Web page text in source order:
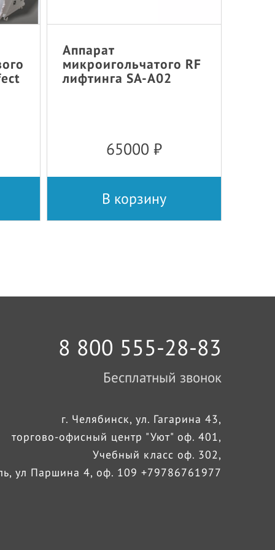
Аппарат
микроигольчатого RF
лифтинга SA-A02
65000 ₽
В корзину
8 800 555-28-83
Бесплатный звонок
г. Челябинск, ул. Гагарина 43,
торгово-офисный центр "Уют" оф. 401,
Учебный класс оф. 302,
ул Паршина 4, оф. 109 +79786761977